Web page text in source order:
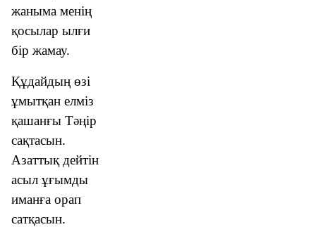
жаныма менің
қосылар ылғи
бір жамау.
Құдайдың өзі
ұмытқан елміз
қашанғы Тәңір
сақтасын.
Азаттық дейтін
асыл ұғымды
иманға орап
сатқасын.